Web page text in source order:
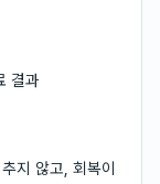
결과
지 않고, 회복이